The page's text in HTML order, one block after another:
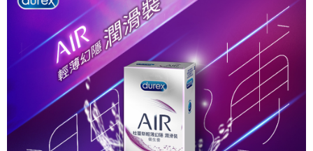
「AFTEE先享後付」，若未經同意申辦者引起之損失，本公司不負相關責
４．使用「AFTEE先享後付」時，將依據個別帳號之用戶狀況，依本公司即
時審查核予不同之上限額度；若仍有額度不足之情形，本公司將視審查結果
請求用戶進行身份認證。
５．嚴禁一人註冊多個帳號或使用他人資訊註冊。若發現惡意使用之情形，
恩沛科技股份有限公司將有權停止該用戶之使用額度並採取法律行動。